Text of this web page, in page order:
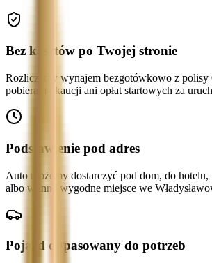
Bez kosztów po Twojej stronie
Rozliczamy wynajem bezgotówkowo z polisy
pobieramy kaucji ani opłat startowych za
Podstawienie pod adres
Auto możemy dostarczyć pod dom, do hotelu,
albo w inne wygodne miejsce we
Pojazd dopasowany do potrzeb